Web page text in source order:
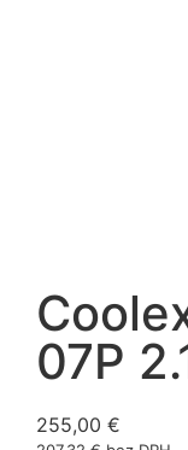
07P
255,00 €